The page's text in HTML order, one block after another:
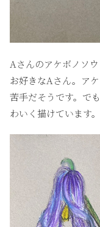
Aさんのアケボノソ
お好きなAさん。ア
苦手だそうです。で
わいく描けています。